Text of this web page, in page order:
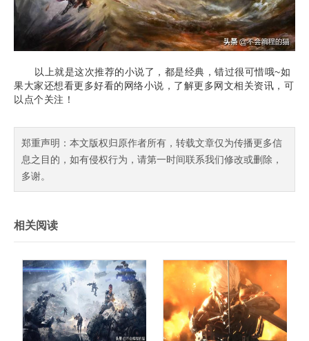
​以上就是这次推荐的小说了，都是经典，错过很可惜哦~如
果大家还想看更多好看的网络小说，了解更多网文相关资讯，可
以点个关注！
郑重声明：本文版权归原作者所有，转载文章仅为传播更多信
息之目的，如有侵权行为，请第一时间联系我们修改或删除，
多谢。
相关阅读